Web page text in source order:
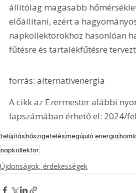
állítólag magasabb
előállítani, ezért a
napkollektorokhoz hasonlóan
fűtésre és tartalékfűtésre
forrás: alternatívenergia
A cikk az Ezermester alábbi
lapszámában érhető el: 2024/
felújításhőszigetelésmegújuló energia
napkollektor
Újdonságok, érdekességek